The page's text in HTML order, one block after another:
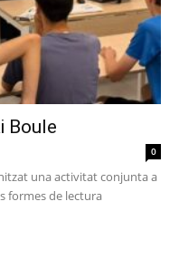
Boule
0
una activitat conjunta a
formes de lectura